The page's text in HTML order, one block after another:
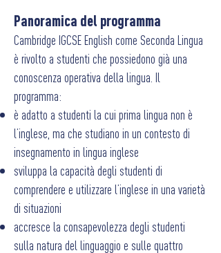
Panoramica del programma
Cambridge IGCSE English come Seconda Lingua
è rivolto a studenti che possiedono già una
conoscenza operativa della lingua. Il
programma:
è adatto a studenti la cui prima lingua non è
l’inglese, ma che studiano in un contesto di
insegnamento in lingua inglese
sviluppa la capacità degli studenti di
comprendere e utilizzare l’inglese in una varietà
di situazioni
accresce la consapevolezza degli studenti
sulla natura del linguaggio e sulle quattro